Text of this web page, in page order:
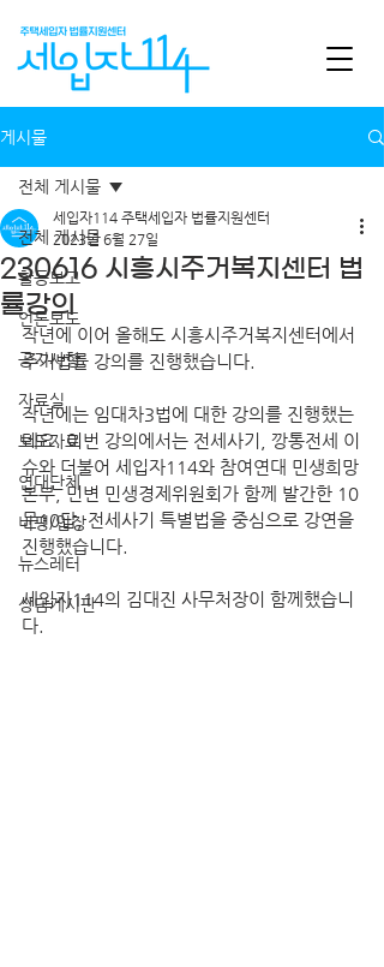
게시물
전체 게시물
활동보고
언론보도
공지사항
자료실
보도자료
연대단체
비평/입장
뉴스레터
상담게시판
전체 게시물
230616 시흥시주거복지센터 법
률강의
세입자114 주택세입자 법률지원센터
2023년 6월 27일
작년에 이어 올해도 시흥시주거복지센터에서
주거법률 강의를 진행했습니다.
작년에는 임대차3법에 대한 강의를 진행했는
데요. 이번 강의에서는 전세사기, 깡통전세 이
슈와 더불어 세입자114와 참여연대 민생희망
본부, 민변 민생경제위원회가 함께 발간한 10
문10답, 전세사기 특별법을 중심으로 강연을
진행했습니다.
세입자114의 김대진 사무처장이 함께했습니
다.